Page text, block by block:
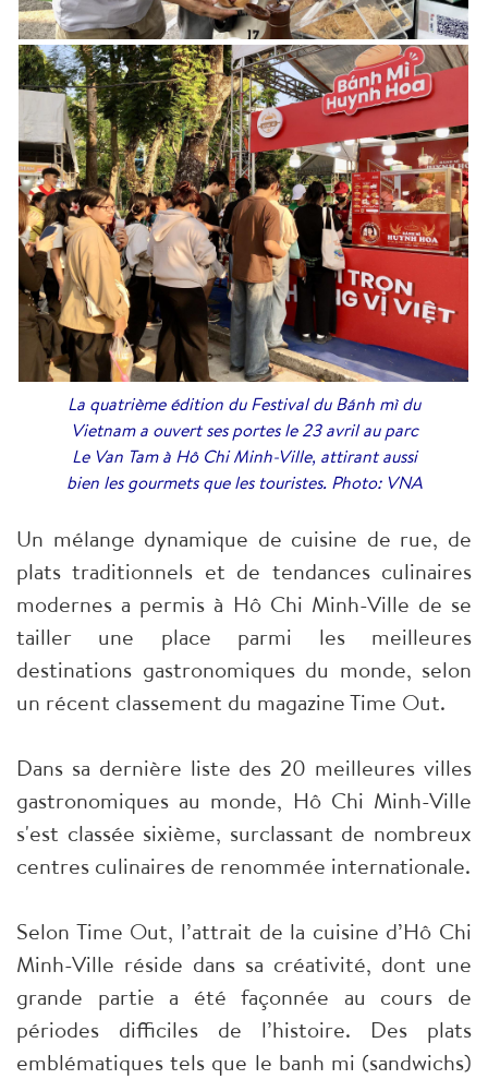
La quatrième édition du Festival du Bánh mì du
Vietnam a ouvert ses portes le 23 avril au parc
Le Van Tam à Hô Chi Minh-Ville, attirant aussi
bien les gourmets que les touristes. Photo: VNA
Un mélange dynamique de cuisine de rue, de
plats traditionnels et de tendances culinaires
modernes a permis à Hô Chi Minh-Ville de se
tailler une place parmi les meilleures
destinations gastronomiques du monde, selon
un récent classement du magazine Time Out.
Dans sa dernière liste des 20 meilleures villes
gastronomiques au monde, Hô Chi Minh-Ville
s'est classée sixième, surclassant de nombreux
centres culinaires de renommée internationale.
Selon Time Out, l’attrait de la cuisine d’Hô Chi
Minh-Ville réside dans sa créativité, dont une
grande partie a été façonnée au cours de
périodes difficiles de l’histoire. Des plats
emblématiques tels que le banh mi (sandwichs)